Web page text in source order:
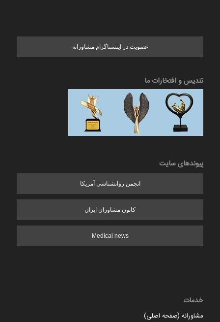
عضویت در اینستاگرام مشاورانه
تندیس و افتخارات ما
پیوندهای سایت
انجمن روانشناسی آمریکا
کانون مشاوران ایران
Medical news
خدمات
مشاورانه (صفحه اصلی)